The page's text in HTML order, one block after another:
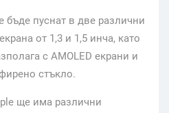
бъде пуснат в две различни
от 1,3 и 1,5 инча, като
с AMOLED екрани и
стъкло.
ще има различни